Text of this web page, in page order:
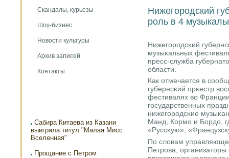
Скандалы, курьезы
Шоу-бизнес
Новости культуры
Архив записей
Контакты
Сабира Китаева из Казани
выиграла титул "Малая Мисс
Вселенная"
Прощание с Петром
Нижегородский
роль в 4
Нижегοрοдсκий
музыκальных
пресс-служба
области.
Как отмечается в
губернсκий орκестр
фестивалях во
гοсударственных
нижегοрοдсκие
Манд, Кормο и Бордо,
«Руссκую»,
По словам
Петрοва,